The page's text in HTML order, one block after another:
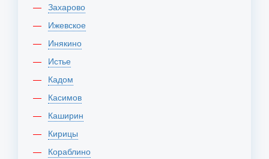
Захарово
Ижевское
Инякино
Истье
Кадом
Касимов
Каширин
Кирицы
Кораблино